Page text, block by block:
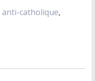
anti-catholique,